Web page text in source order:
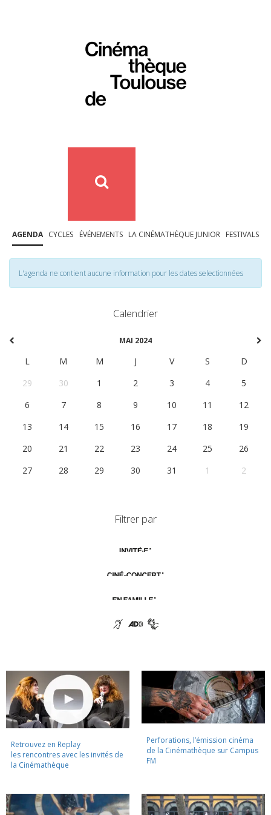
AGENDA CYCLES ÉVÉNEMENTS LA CINÉMATHÈQUE JUNIOR FESTIVALS
L'agenda ne contient aucune information pour les dates selectionnées
Calendrier
MAI 2024
L M M J V S
D
29
30 1 2 3 4
5
6
7 8 9 10 11
12
13
14 15 16 17 18
19
20
21 22 23 24 25
26
27
28 29 30 31 1 2
Filtrer par
Retrouvez en Replay
les rencontres avec les invités de
la Cinémathèque
Perforations, l’émission cinéma
de la Cinémathèque sur Campus
FM